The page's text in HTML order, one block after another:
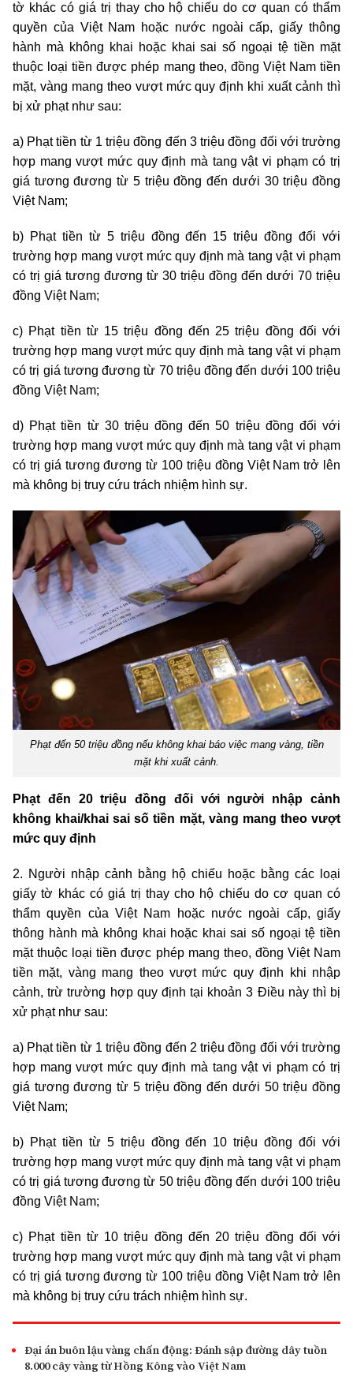
tờ khác có giá trị thay cho hộ chiếu do cơ quan có thẩm
quyền của Việt Nam hoặc nước ngoài cấp, giấy thông
hành mà không khai hoặc khai sai số ngoại tệ tiền mặt
thuộc loại tiền được phép mang theo, đồng Việt Nam tiền
mặt, vàng mang theo vượt mức quy định khi xuất cảnh thì
bị xử phạt như sau:
a) Phạt tiền từ 1 triệu đồng đến 3triệuđồng đối với trường
hợp mang vượt mức quy định mà tang vật vi phạm có trị
giá tương đương từ 5triệuđồng đến dưới 30triệuđồng
Việt Nam;
b) Phạt tiền từ 5triệu đồng đến 15 triệuđồng đối với
trường hợp mang vượt mức quy định mà tang vật vi phạm
có trị giá tương đương từ 30 triệu đồng đến dưới 70 triệu
đồng Việt Nam;
c) Phạt tiền từ 15 triệu đồng đến 25 triệu đồng đối với
trường hợp mang vượt mức quy định mà tang vật vi phạm
có trị giá tương đương từ 70triệu đồng đến dưới 100triệu
đồng Việt Nam;
d) Phạt tiền từ 30triệuđồng đến 50 triệu đồng đối với
trường hợp mang vượt mức quy định mà tang vật vi phạm
có trị giá tương đương từ 100 triệu đồng Việt Nam trở lên
mà không bị truy cứu trách nhiệm hình sự.
Phạt đến 50 triệu đồng nếu không khai báo việc mang vàng, tiền
mặt khi xuất cảnh.
Phạt đến 20 triệu đồng đối với người nhập cảnh
không khai/khai sai số tiền mặt, vàng mang theo vượt
mức quy định
2. Người nhập cảnh bằng hộ chiếu hoặc bằng các loại
giấy tờ khác có giá trị thay cho hộ chiếu do cơ quan có
thẩm quyền của Việt Nam hoặc nước ngoài cấp, giấy
thông hành mà không khai hoặc khai sai số ngoại tệ tiền
mặt thuộc loại tiền được phép mang theo, đồng Việt Nam
tiền mặt, vàng mang theo vượt mức quy định khi nhập
cảnh, trừ trường hợp quy định tại khoản 3 Điều này thì bị
xử phạt như sau:
a) Phạt tiền từ 1 triệuđồng đến 2 triệuđồng đối với trường
hợp mang vượt mức quy định mà tang vật vi phạm có trị
giá tương đương từ 5triệuđồng đến dưới 50triệuđồng
Việt Nam;
b) Phạt tiền từ 5triệu đồng đến 10 triệuđồng đối với
trường hợp mang vượt mức quy định mà tang vật vi phạm
có trị giá tương đương từ 50triệu đồng đến dưới 100triệu
đồng Việt Nam;
c) Phạt tiền từ 10 triệu đồng đến 20 triệu đồng đối với
trường hợp mang vượt mức quy định mà tang vật vi phạm
có trị giá tương đương từ 100 triệu đồng Việt Nam trở lên
mà không bị truy cứu trách nhiệm hình sự.
Đại án buôn lậu vàng chấn động: Đánh sập đường dây tuồn
8.000 cây vàng từ Hồng Kông vào Việt Nam